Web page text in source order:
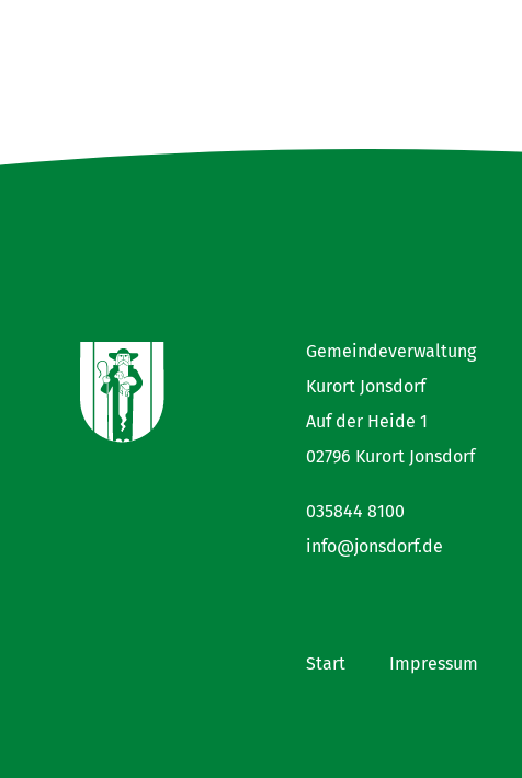
Gemeindeverwaltung
Kurort Jonsdorf
Auf der Heide 1
02796 Kurort Jonsdorf
035844 8100
info@jonsdorf.de
Start Impressum